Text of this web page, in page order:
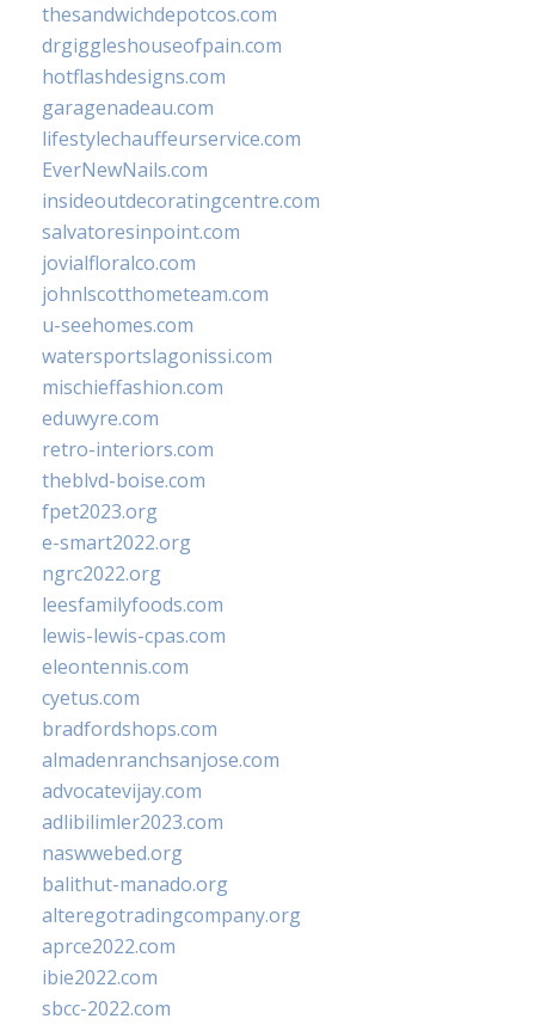
thesandwichdepotcos.com
drgiggleshouseofpain.com
hotflashdesigns.com
garagenadeau.com
lifestylechauffeurservice.com
EverNewNails.com
insideoutdecoratingcentre.com
salvatoresinpoint.com
jovialfloralco.com
johnlscotthometeam.com
u-seehomes.com
watersportslagonissi.com
mischieffashion.com
eduwyre.com
retro-interiors.com
theblvd-boise.com
fpet2023.org
e-smart2022.org
ngrc2022.org
leesfamilyfoods.com
lewis-lewis-cpas.com
eleontennis.com
cyetus.com
bradfordshops.com
almadenranchsanjose.com
advocatevijay.com
adlibilimler2023.com
naswwebed.org
balithut-manado.org
alteregotradingcompany.org
aprce2022.com
ibie2022.com
sbcc-2022.com